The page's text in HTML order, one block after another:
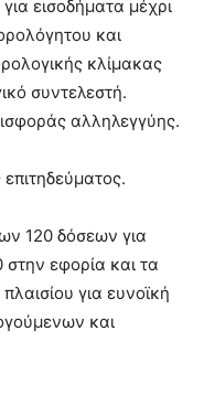
εισοδήματα μέχρι
και
κλίμακας
συντελεστή.
αλληλεγγύης.
120 δόσεων για
εφορία και τα
για ευνοϊκή
και